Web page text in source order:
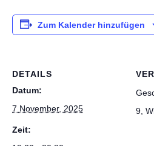
Zum Kalender hinzufügen
DETAILS
Datum:
7 November, 2025
Zeit:
9,